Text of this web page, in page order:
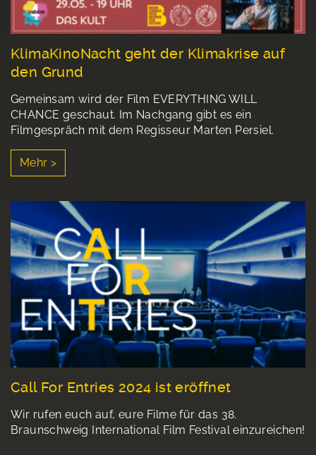
KlimaKinoNacht geht der Klimakrise auf
den Grund
Gemeinsam wird der Film EVERYTHING WILL
CHANCE geschaut. Im Nachgang gibt es ein
Filmgespräch mit dem Regisseur Marten Persiel.
Mehr >
Call For Entries 2024 ist eröffnet
Wir rufen euch auf, eure Filme für das 38.
Braunschweig International Film Festival einzureichen!